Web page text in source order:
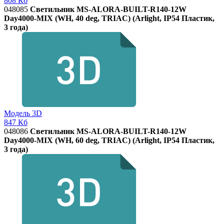
048085 Светильник MS-ALORA-BUILT-R140-12W
Day4000-MIX (WH, 40 deg, TRIAC) (Arlight, IP54 Пластик,
3 года)
Модель 3D
847 Кб
048086 Светильник MS-ALORA-BUILT-R140-12W
Day4000-MIX (WH, 60 deg, TRIAC) (Arlight, IP54 Пластик,
3 года)